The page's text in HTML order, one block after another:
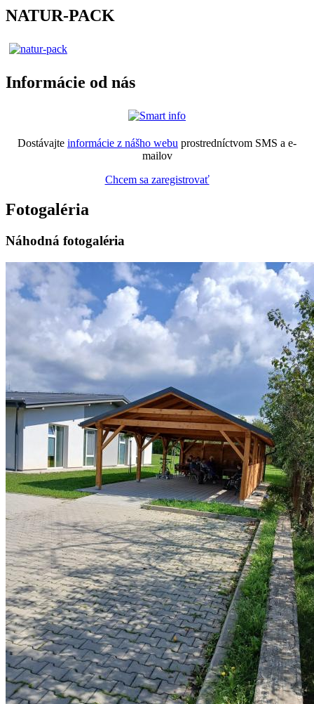
NATUR-PACK
Informácie od nás
Dostávajte informácie z nášho webu prostredníctvom SMS a e-
mailov
Chcem sa zaregistrovať
Fotogaléria
Náhodná fotogaléria